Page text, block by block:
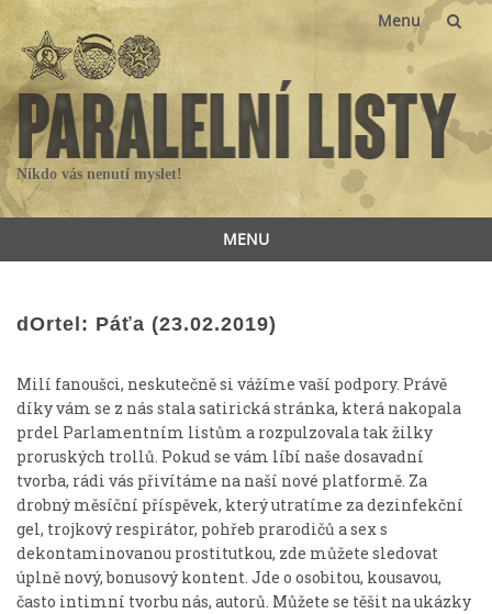
Menu
Skip
content
Nikdo vás nenutí myslet!
MENU
content
dOrtel: Páťa (23.02.2019)
Milí fanoušci, neskutečně si vážíme vaší podpory. Právě
díky vám se z nás stala satirická stránka, která nakopala
prdel Parlamentním listům a rozpulzovala tak žilky
proruských trollů. Pokud se vám líbí naše dosavadní
tvorba, rádi vás přivítáme na naší nové platformě. Za
drobný měsíční příspěvek, který utratíme za dezinfekční
gel, trojkový respirátor, pohřeb prarodičů a sex s
dekontaminovanou prostitutkou, zde můžete sledovat
úplně nový, bonusový kontent. Jde o osobitou, kousavou,
často intimní tvorbu nás, autorů. Můžete se těšit na ukázky